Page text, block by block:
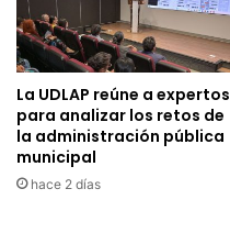
La UDLAP reúne a expertos
para analizar los retos de
la administración pública
municipal
hace 2 días